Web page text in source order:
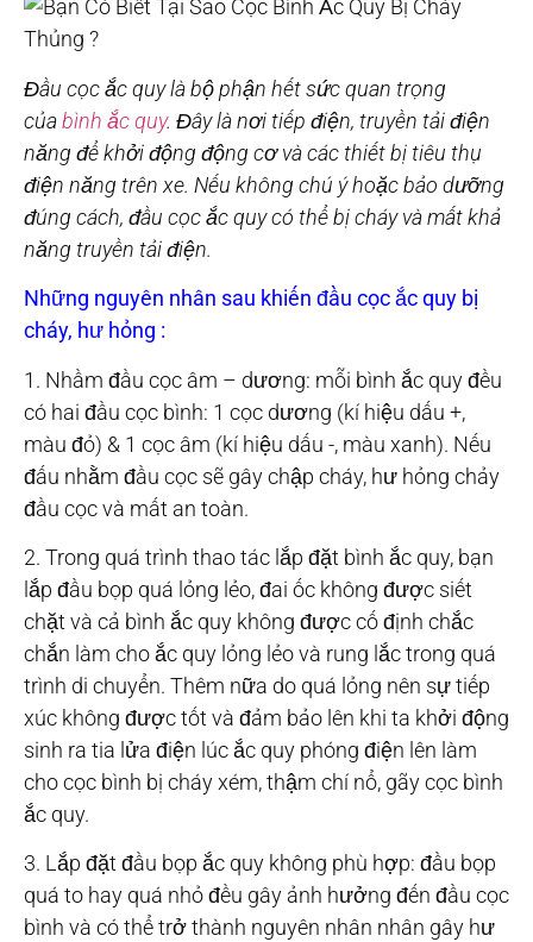
Đầu cọc ắc quy là bộ phận hết sức quan trọng
củabình ắc quy. Đây là nơi tiếp điện, truyền tải điện
năng để khởi động động cơ và các thiết bị tiêu thụ
điện năng trên xe. Nếu không chú ý hoặc bảo dưỡng
đúng cách, đầu cọc ắc quy có thể bị cháy và mất khả
năng truyền tải điện.
Những nguyên nhân sau khiến đầu cọc ắc quy bị
cháy, hư hỏng :
1. Nhầm đầu cọc âm – dương: mỗi bình ắc quy đều
có hai đầu cọc bình: 1 cọc dương (kí hiệu dấu +,
màu đỏ) & 1 cọc âm (kí hiệu dấu -, màu xanh). Nếu
đấu nhằm đầu cọc sẽ gây chập cháy, hư hỏng chảy
đầu cọc và mất an toàn.
2. Trong quá trình thao tác lắp đặt bình ắc quy, bạn
lắp đầu bọp quá lỏng lẻo, đai ốc không được siết
chặt và cả bình ắc quy không được cố định chắc
chắn làm cho ắc quy lỏng lẻo và rung lắc trong quá
trình di chuyển. Thêm nữa do quá lỏng nên sự tiếp
xúc không được tốt và đảm bảo lên khi ta khởi động
sinh ra tia lửa điện lúc ắc quy phóng điện lên làm
cho cọc bình bị cháy xém, thậm chí nổ, gãy cọc bình
ắc quy.
3. Lắp đặt đầu bọp ắc quy không phù hợp: đầu bọp
quá to hay quá nhỏ đều gây ảnh hưởng đến đầu cọc
bình và có thể trở thành nguyên nhân nhân gây hư